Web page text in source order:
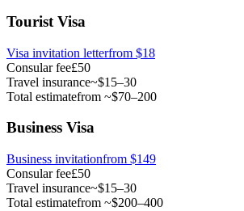
Tourist Visa
Visa invitation letterfrom $18
Consular fee£50
Travel insurance~$15–30
Total estimatefrom ~$70–200
Business Visa
Business invitationfrom $149
Consular fee£50
Travel insurance~$15–30
Total estimatefrom ~$200–400